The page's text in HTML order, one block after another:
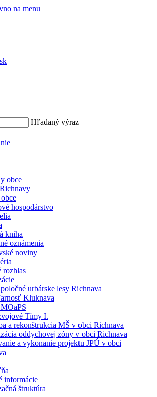
na menu
Hľadaný výraz
obce
hospodárstvo
kniha
oznámenia
noviny
rozhlas
urbárske lesy Richnava
Kluknava
Tímy I.
a rekonštrukcia MŠ v obci Richnava
oddychovej zóny v obci Richnava
a vykonanie projektu JPÚ v obci
informácie
štruktúra